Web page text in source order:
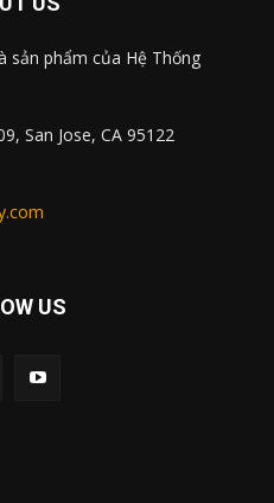
sản phẩm của Hệ Thống
San Jose, CA 95122
US